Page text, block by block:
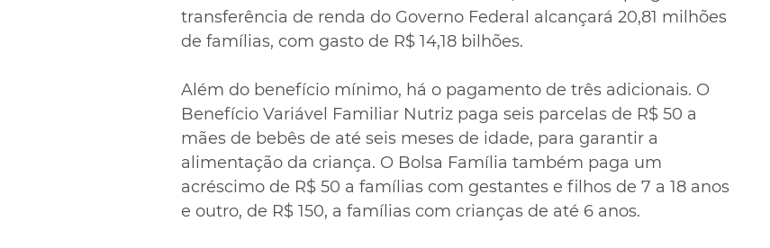
transferência de renda do Governo Federal alcançará 20,81 milhões
de famílias, com gasto de R$ 14,18 bilhões.
Além do benefício mínimo, há o pagamento de três adicionais. O
Benefício Variável Familiar Nutriz paga seis parcelas de R$ 50 a
mães de bebês de até seis meses de idade, para garantir a
alimentação da criança. O Bolsa Família também paga um
acréscimo de R$ 50 a famílias com gestantes e filhos de 7 a 18 anos
e outro, de R$ 150, a famílias com crianças de até 6 anos.